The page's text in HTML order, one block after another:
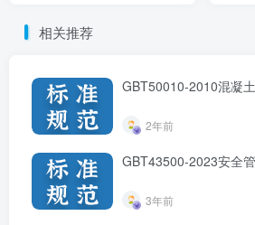
相关推荐
GBT50010-2010混凝
2年前
GBT43500-2023安全
3年前